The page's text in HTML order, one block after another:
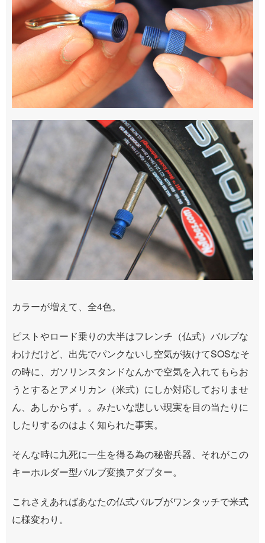
カラーが増えて、全4色。
ピストやロード乗りの大半はフレンチ（仏式）バルブな
わけだけど、出先でパンクないし空気が抜けてSOSなそ
の時に、ガソリンスタンドなんかで空気を入れてもらお
うとするとアメリカン（米式）にしか対応しておりませ
ん、あしからず。。みたいな悲しい現実を目の当たりに
したりするのはよく知られた事実。
そんな時に九死に一生を得る為の秘密兵器、それがこの
キーホルダー型バルブ変換アダプター。
これさえあればあなたの仏式バルブがワンタッチで米式
に様変わり。